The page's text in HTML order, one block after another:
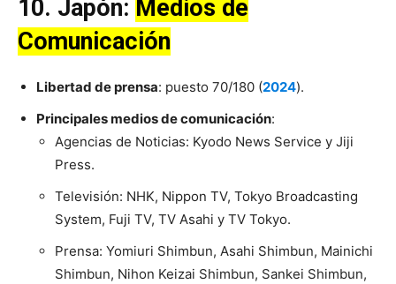
10. Japón: Medios de
Comunicación
Libertad de prensa: puesto 70/180 (2024).
Principales medios de comunicación:
Agencias de Noticias: Kyodo News Service y Jiji
Press.
Televisión: NHK, Nippon TV, Tokyo Broadcasting
System, Fuji TV, TV Asahi y TV Tokyo.
Prensa: Yomiuri Shimbun, Asahi Shimbun, Mainichi
Shimbun, Nihon Keizai Shimbun, Sankei Shimbun,